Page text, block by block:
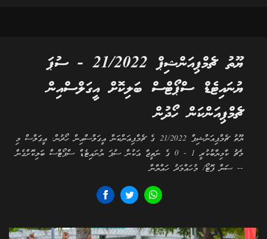
ޔޫތު ޗެމްޕިއަންޝިޕް 21/2022 - ސުޕަ
ޔުނައިޓެޑް ސްޕޯޓްސް ބަލިކޮށް އީގަލްސްއިން
ޗެމްޕިއަންކަން ހޯދުން
ޔޫތު ޗެމްޕިއަންޝިޕް 21/2022 ގެ ޗެމްޕިއަންކަން އީގަލްސްއިން ހޯދުން. އީގަލްސް މި
މެޗު ކާމިޔާބުކުރީ 1 - 0 ގެ ނަތީޖާ އަކުން ސުޕަ ޔުނައިޓެޑް ސްޕޯޓްސް ބަލިކޮށްގެން
-- ސަން ފޮޓޯ/ މުހައްމަދު ހައްޔާން